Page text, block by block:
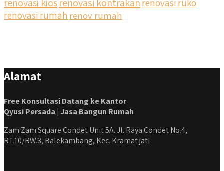
#kontraktorjakarta #kontraktorbangunan
#kontraktorbangunanrumah #kontraktorbangunanjakarta
#jasabangunrumahjabodetabek #qyusipersada
renovasi ruko
renovasi rumah renov rumah
Alamat
Free Konsultasi Datang ke Kantor
Qyusi Persada | Jasa Bangun Rumah
Zam Zam Square Condet Unit 5A. Jl. Raya Condet No.4,
RT.10/RW.3, Balekambang, Kec. Kramat jati